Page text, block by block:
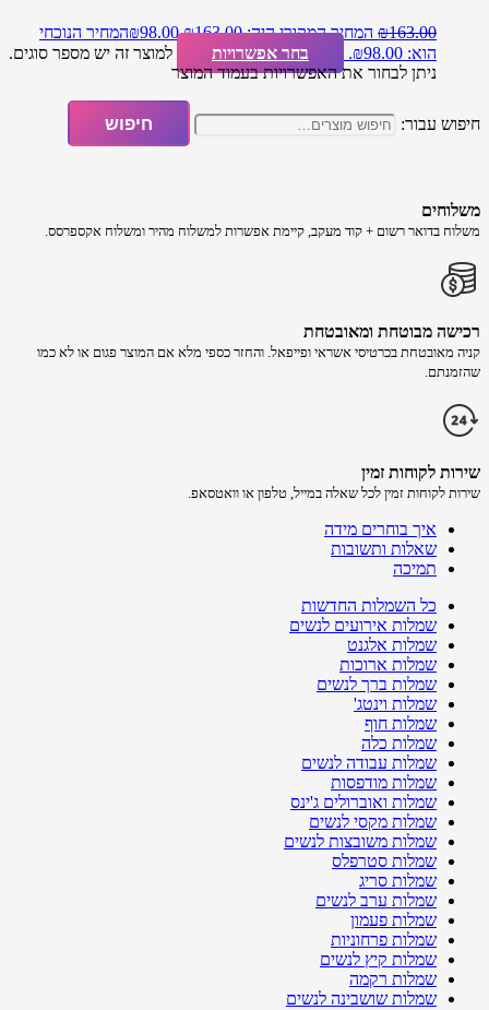
₪163.00 המחיר המקורי היה: ₪163.00. ₪98.00
המחיר הנוכחי
הוא: ₪98.00.
בחר אפשרויות
למוצר זה יש מספר סוגים.
ניתן לבחור את האפשרויות בעמוד המוצר
חיפוש עבור: חיפוש
משלוחים
משלוח​ ב​דואר רשום + קוד מעקב​​, קיימת אפשרות למשלוח מהיר​ ומשלוח אקספרסס.
רכישה​ מבוטחת ​ומאובטחת
קניה מאובטחת בכרטיסי אשראי ופייפאל. והחזר כספי מלא אם המוצר פגום או לא כמו
שהזמנתם.
שירות לקוחות זמין
שירות לקוחות זמין לכל שאלה במייל, טלפון או וואטסאפ.
איך בוחרים מידה
שאלות ותשובות
תמיכה
כל השמלות החדשות
שמלות אירועים לנשים
שמלות אלגנט
שמלות ארוכות
שמלות ברך לנשים
שמלות וינטג'
שמלות חוף
שמלות כלה
שמלות עבודה לנשים
שמלות מודפסות
שמלות ואוברולים ג'ינס
שמלות מקסי לנשים
שמלות משובצות לנשים
שמלות סטרפלס
שמלות סריג
שמלות ערב לנשים
שמלות פעמון
שמלות פרחוניות
שמלות קיץ לנשים
שמלות רקמה
שמלות שושבינה לנשים